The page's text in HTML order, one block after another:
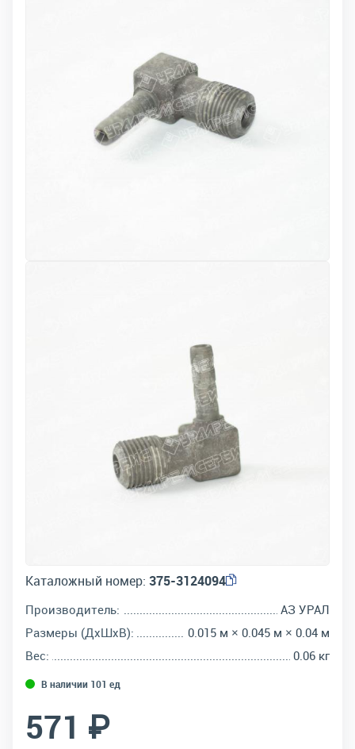
Каталожный номер: 375-3124094
Производитель:
АЗ УРАЛ
Размеры (ДхШхВ):
0.015 м × 0.045 м × 0.04 м
Вес:
0.06 кг
В наличии 101 ед
571 ₽